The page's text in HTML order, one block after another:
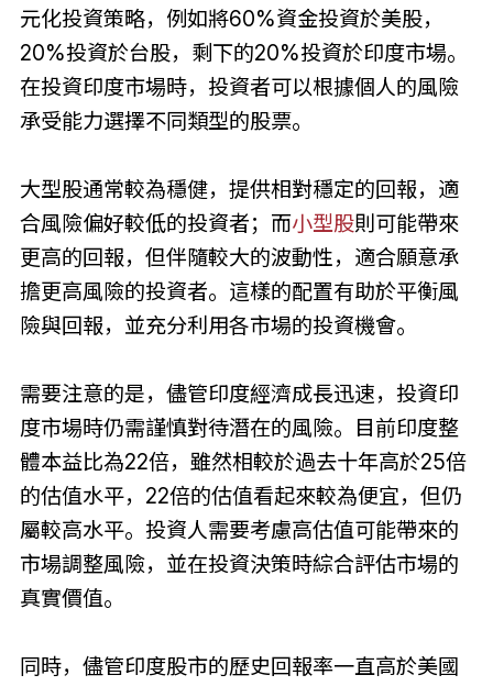
元化投資策略，例如將60%資金投資於美股，
20%投資於台股，剩下的20%投資於印度市場。
在投資印度市場時，投資者可以根據個人的風險
承受能力選擇不同類型的股票。
大型股通常較為穩健，提供相對穩定的回報，適
合風險偏好較低的投資者；而小型股則可能帶來
更高的回報，但伴隨較大的波動性，適合願意承
擔更高風險的投資者。這樣的配置有助於平衡風
險與回報，並充分利用各市場的投資機會。
需要注意的是，儘管印度經濟成長迅速，投資印
度市場時仍需謹慎對待潛在的風險。目前印度整
體本益比為22倍，雖然相較於過去十年高於25倍
的估值水平，22倍的估值看起來較為便宜，但仍
屬較高水平。投資人需要考慮高估值可能帶來的
市場調整風險，並在投資決策時綜合評估市場的
真實價值。
同時，儘管印度股市的歷史回報率一直高於美國